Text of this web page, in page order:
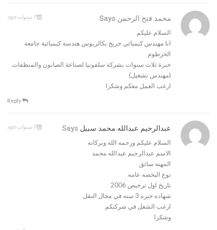
محمد فتح الرحمن Says 7 سنوات ago
السلام عليكم
انا مهندس كيميائي خريج بكالريوس هندسة كيميائية جامعة
الخرطوم
خبرة ثلاث سنوات بشركة سلفونيا لصناعة الصابون والمنظفات
(مهندس تشغيل)
ارغب العمل معكم وشكرا
عبدالرحيم عبدالله محمد سبيل Says 7 سنوات ago
السلام عليكم ورحمه الله وبركاته
الاسم عبدالرحيم عبدالله محمد
المهنه سائق
نوع البخصه عامه
تاريخ اول ترخيص 2006
شهاده خبره 3 سنه في مجال النقل
ارغب الشغل في شركتكم
وشكرا